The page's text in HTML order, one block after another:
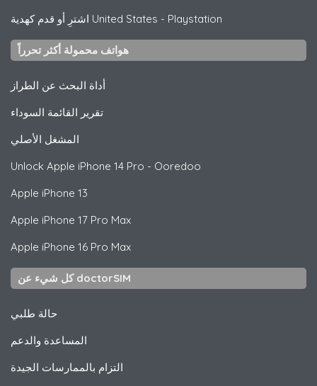
اشترِ أو قدم كهدية United States - Playstation
هواتف محمولة أكثر تحرراً
أداة البحث عن الطراز
تقرير القائمة السوداء
المشغل الأصلي
Unlock Apple iPhone 14 Pro - Ooredoo
Apple iPhone 13
Apple iPhone 17 Pro Max
Apple iPhone 16 Pro Max
كل شيء عن doctorSIM
حالة طلبي
المساعدة والدعم
التزام بالممارسات الجيدة